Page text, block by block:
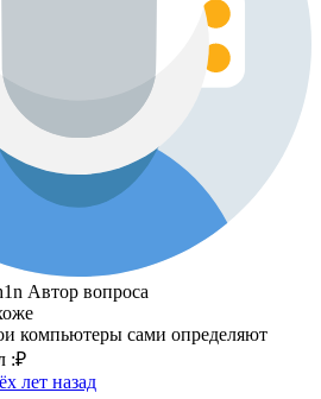
Автор вопроса
компьютеры сами определяют
:₽
лет назад